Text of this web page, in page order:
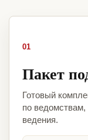
01
Пакет
Готовый
по
ведения.